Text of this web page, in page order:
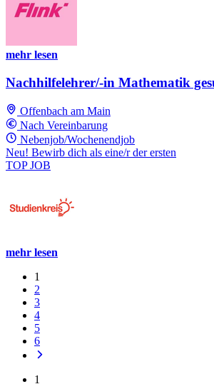
mehr lesen
Nachhilfelehrer/-in Mathematik
Offenbach am Main
Nach Vereinbarung
Nebenjob/Wochenendjob
Neu! Bewirb dich als eine/r der ersten
TOP JOB
mehr lesen
1
2
3
4
5
6
1